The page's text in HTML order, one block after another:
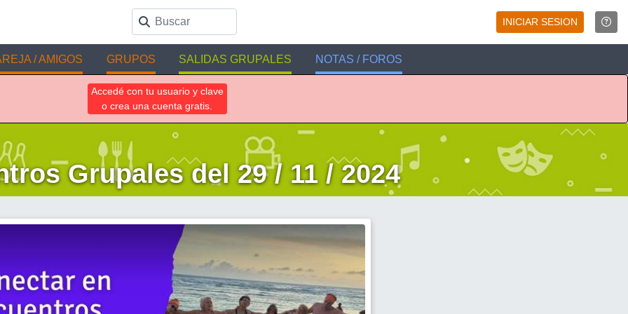
INICIAR SESION
/ AMIGOS GRUPOS SALIDAS GRUPALES NOTAS / FOROS
Accedé con tu usuario y clave
o crea una cuenta gratis.
Grupales del 29 / 11 / 2024